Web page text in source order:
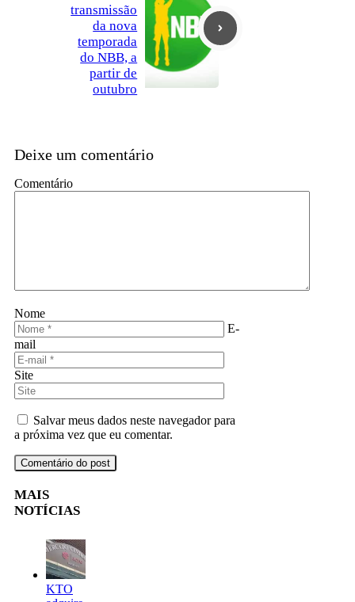
transmissão
da nova
temporada
do NBB, a
partir de
outubro
Deixe um comentário
Comentário
Nome
E-
mail
Site
Salvar meus dados neste navegador para
a próxima vez que eu comentar.
MAIS
NOTÍCIAS
KTO